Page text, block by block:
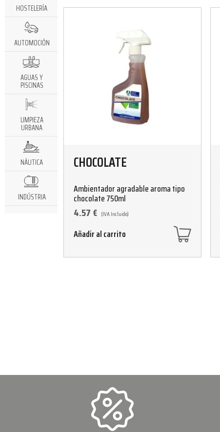
HOSTELERÍA
AUTOMOCIÓN
AGUAS Y
PISCINAS
LIMPIEZA
URBANA
NÁUTICA
INDÚSTRIA
CHOCOLATE
Ambientador agradable aroma tipo
chocolate 750ml
4.57€ (IVA Incluido)
Añadir al carrito